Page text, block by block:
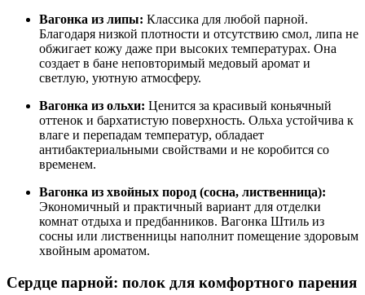
Вагонка из липы: Классика для любой парной.
Благодаря низкой плотности и отсутствию смол, липа не
обжигает кожу даже при высоких температурах. Она
создает в бане неповторимый медовый аромат и
светлую, уютную атмосферу.
Вагонка из ольхи: Ценится за красивый коньячный
оттенок и бархатистую поверхность. Ольха устойчива к
влаге и перепадам температур, обладает
антибактериальными свойствами и не коробится со
временем.
Вагонка из хвойных пород (сосна, лиственница):
Экономичный и практичный вариант для отделки
комнат отдыха и предбанников. Вагонка Штиль из
сосны или лиственницы наполнит помещение здоровым
хвойным ароматом.
Сердце парной: полок для комфортного парения